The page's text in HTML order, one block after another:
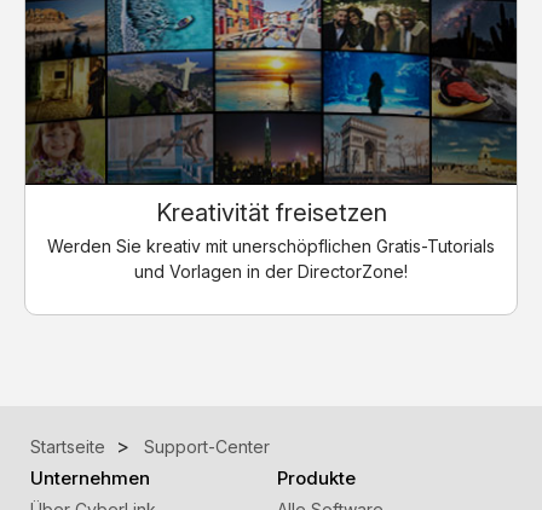
Kreativität freisetzen
Werden Sie kreativ mit unerschöpflichen Gratis-Tutorials
und Vorlagen in der DirectorZone!
Startseite Support-Center
Unternehmen Produkte